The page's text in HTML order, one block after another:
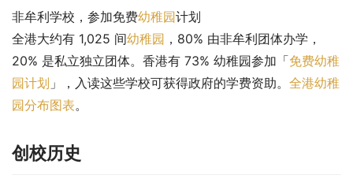
非牟利学校，参加免费幼稚园计划
全港大约有 1,025 间幼稚园 ，80% 由非牟利团体办学，
20% 是私立独立团体。香港有 73% 幼稚园参加「免费幼稚
园计划 」，入读这些学校可获得政府的学费资助。 全港幼稚
园分布图表。
创校历史